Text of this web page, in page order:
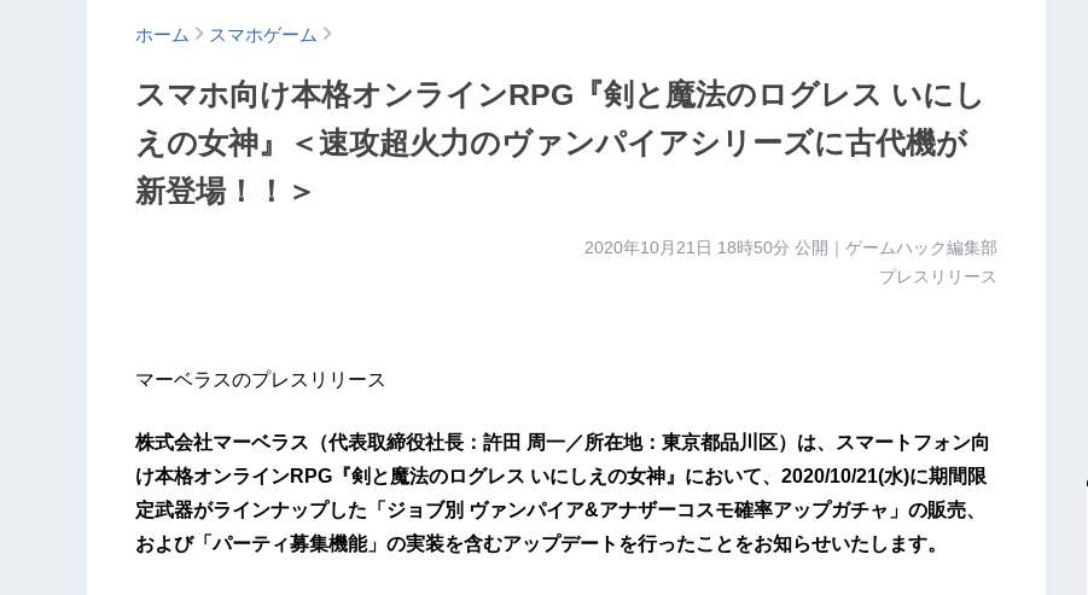
ホーム スマホゲーム
スマホ向け本格オンラインRPG『剣と魔法のログレス いにし
えの女神』＜速攻超火力のヴァンパイアシリーズに古代機が
新登場！！＞
2020年10月21日 18時50分 公開｜ゲームハック編集部
プレスリリース
マーベラスのプレスリリース
株式会社マーベラス（代表取締役社長：許田 周一／所在地：東京都品川区）は、スマートフォン向
け本格オンラインRPG『剣と魔法のログレス いにしえの女神』において、2020/10/21(水)に期間限
定武器がラインナップした「ジョブ別 ヴァンパイア&アナザーコスモ確率アップガチャ」の販売、
および「パーティ募集機能」の実装を含むアップデートを行ったことをお知らせいたします。